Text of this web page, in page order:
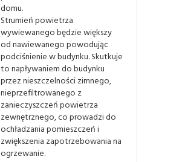
domu.
Strumień powietrza
wywiewanego będzie większy
od nawiewanego powodując
podciśnienie w budynku. Skutkuje
to napływaniem do budynku
przez nieszczelności zimnego,
nieprzefiltrowanego z
zanieczyszczeń powietrza
zewnętrznego, co prowadzi do
ochładzania pomieszczeń i
zwiększenia zapotrzebowania na
ogrzewanie.